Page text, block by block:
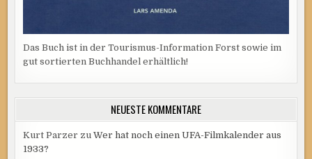
Das Buch ist in der Tourismus-Information Forst sowie im
gut sortierten Buchhandel erhältlich!
NEUESTE KOMMENTARE
Kurt Parzer zuWer hat noch einen UFA-Filmkalender aus
1933?